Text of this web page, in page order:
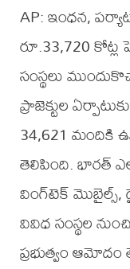
AP: ఇంధన,
రూ.33,720 కోట్ల
సంస్థలు
ప్రాజెక్టుల
34,621
తెలిపింది. భారత్‌
వింగ్‌టెక్‌ మొబైల్స్,
వివిధ సంస్థల
ప్రభుత్వం